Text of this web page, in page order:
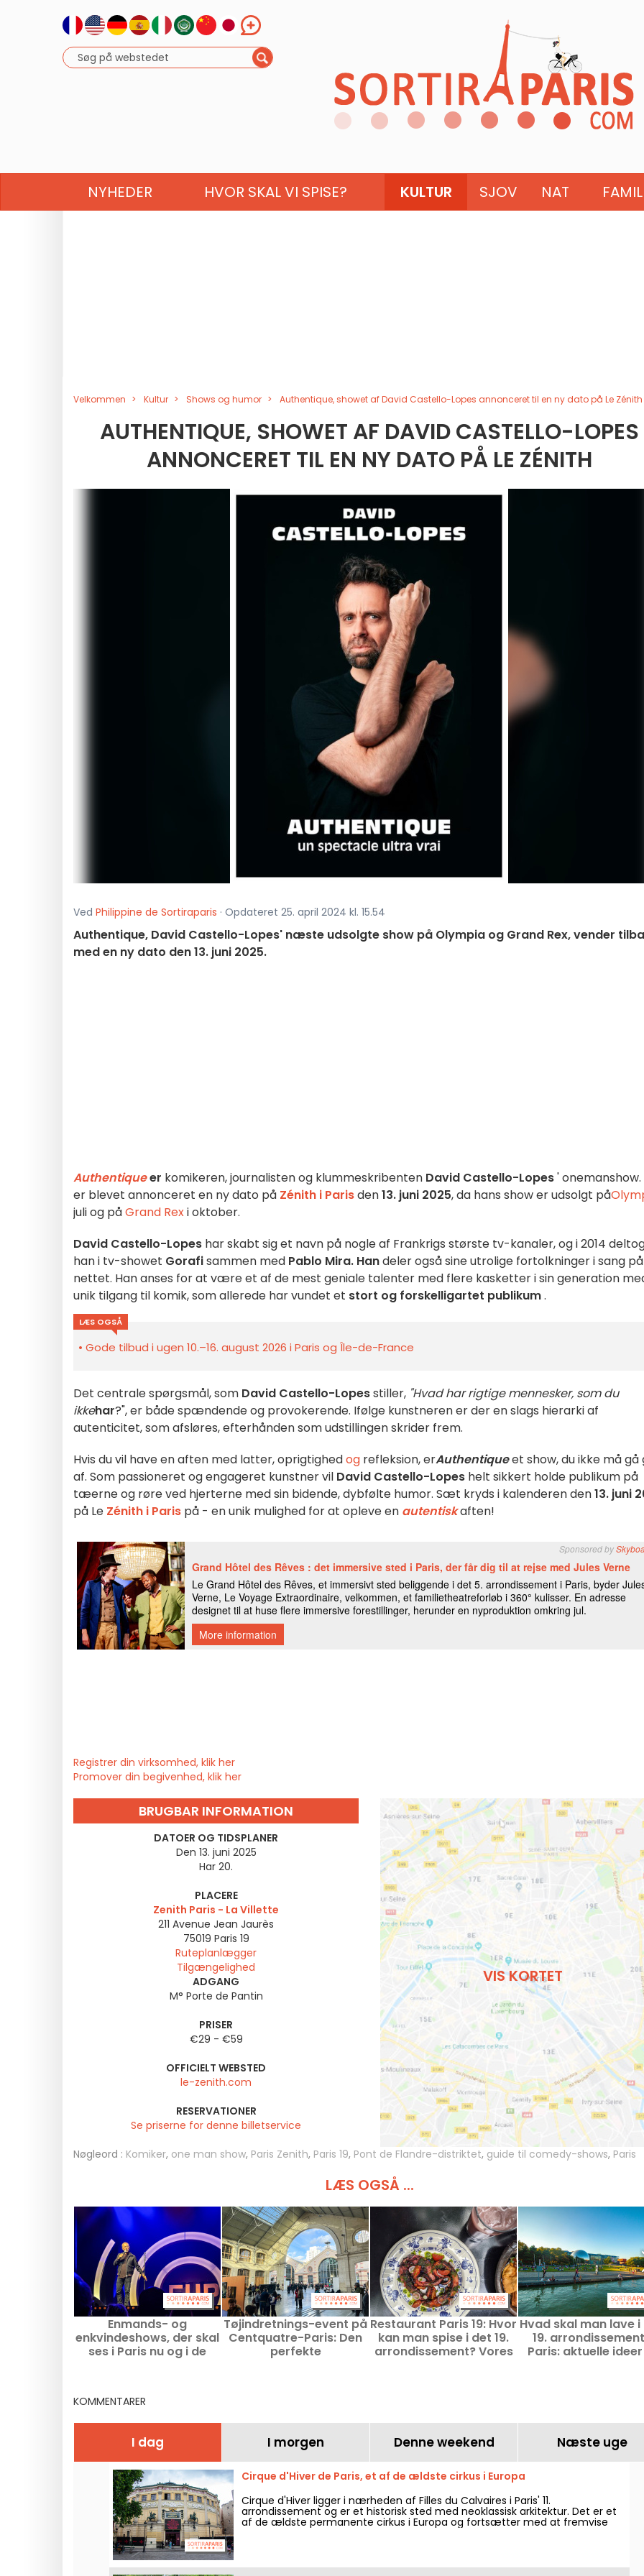
NYHEDER HVOR SKAL VI SPISE? KULTUR SJOV NAT
Velkommen Kultur Shows og humor Authentique, showet af David Castello-Lopes annonceret til en ny dato på Le Zénith
AUTHENTIQUE, SHOWET AF DAVID CASTELLO-LOPES
ANNONCERET TIL EN NY DATO PÅ LE ZÉNITH
Ved Philippine de Sortiraparis · Opdateret 25. april 2024 kl. 15.54
Authentique, David Castello-Lopes' næste udsolgte show på Olympia og Grand Rex, vender
med en ny dato den 13. juni 2025.
Authentiqueer komikeren, journalisten og klummeskribenten David Castello-Lopes'
er blevet annonceret en ny dato på Zénith i Parisden13. juni 2025, da hans show er udsolgt på
juli og påGrand Rexi oktober.
David Castello-Lopes har skabt sig et navn på nogle af Frankrigs største tv-kanaler, og i 2014
han i tv-showet Gorafisammen med Pablo Mira. Handeler også sine utrolige fortolkninger i sang på
nettet. Han anses for at være et af de mest geniale talenter med flere kasketter i sin generation
unik tilgang til komik, som allerede har vundet et stort og forskelligartet publikum.
LÆS OGSÅ
Gode tilbud i ugen 10.–16. august 2026 i Paris og Île-de-France
Det centrale spørgsmål, som David Castello-Lopesstiller, "Hvad har rigtige mennesker, som du
ikkehar?", er både spændende og provokerende. Ifølge kunstneren er der en slags hierarki af
autenticitet, som afsløres, efterhånden som udstillingen skrider frem.
Hvis du vil have enaften med latter, oprigtighedog refleksion, erAuthentiqueet show, du ikke må gå
af. Som passioneret og engageret kunstner vil David Castello-Lopes helt sikkert holde publikum på
tæerne og røre ved hjerterne med sin bidende, dybfølte humor. Sæt kryds i kalenderen den13. juni
på Le Zénith i Paris på - en unik mulighed for at opleve en autentiskaften!
Registrer din virksomhed, klik her
Promover din begivenhed, klik her
BRUGBAR INFORMATION
DATOER OG TIDSPLANER
Den 13. juni 2025
Har 20.
PLACERE
Zenith Paris - La Villette
211 Avenue Jean Jaurès
75019 Paris 19
Ruteplanlægger
Tilgængelighed
ADGANG
M° Porte de Pantin
PRISER
€29 - €59
OFFICIELT WEBSTED
le-zenith.com
RESERVATIONER
Se priserne for denne billetservice
VIS KORTET
Nøgleord : Komiker, one man show, Paris Zenith, Paris 19, Pont de Flandre-distriktet, guide til comedy-shows, Paris
LÆS OGSÅ ...
Enmands- og
enkvindeshows, der skal
ses i Paris nu og i de
Tøjindretnings-event på
Centquatre-Paris: Den
perfekte
Restaurant Paris 19: Hvor
kan man spise i det 19.
arrondissement? Vores
Hvad skal man lave
19.
Paris: aktuelle
KOMMENTARER
I dag I morgen Denne weekend Næste uge
Cirque d'Hiver de Paris, et af de ældste cirkus i Europa
Cirque d'Hiver ligger i nærheden af Filles du Calvaires i Paris' 11.
arrondissement og er et historisk sted med neoklassisk arkitektur. Det er et
af de ældste permanente cirkus i Europa og fortsætter med at fremvise